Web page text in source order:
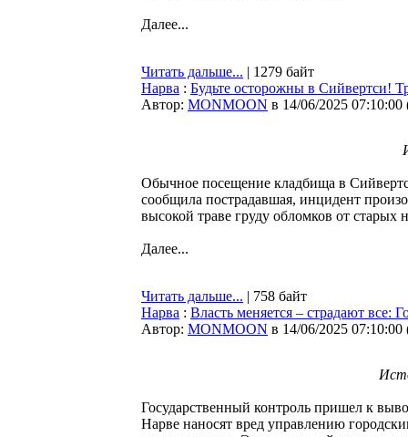
Далее...
Читать дальше... | 1279 байт
Нарва : Будьте осторожны в Сийвертси!
Автор: MONMOON в 14/06/2025 07:10:00
Обычное посещение кладбища в
сообщила пострадавшая, инцидент
высокой траве груду обломков от старых
Далее...
Читать дальше... | 758 байт
Нарва : Власть меняется – страдают все:
Автор: MONMOON в 14/06/2025 07:10:00
Государственный контроль пришел к
Нарве наносят вред управлению